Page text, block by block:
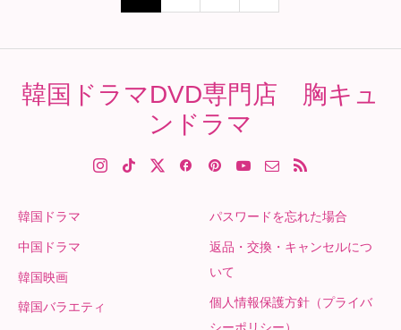
韓国ドラマDVD専門店 胸キュ
ンドラマ
韓国ドラマ
中国ドラマ
韓国映画
韓国バラエティ
パスワードを忘れた場合
返品・交換・キャンセルにつ
いて
個人情報保護方針（プライバ
シーポリシー）